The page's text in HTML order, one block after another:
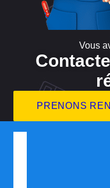
Vous
PRENONS